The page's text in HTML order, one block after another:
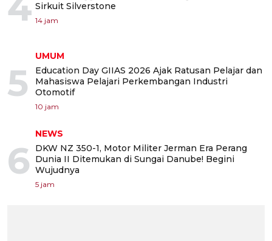
Sirkuit Silverstone
14 jam
5
UMUM
Education Day GIIAS 2026 Ajak Ratusan Pelajar dan
Mahasiswa Pelajari Perkembangan Industri
Otomotif
10 jam
6
NEWS
DKW NZ 350-1, Motor Militer Jerman Era Perang
Dunia II Ditemukan di Sungai Danube! Begini
Wujudnya
5 jam